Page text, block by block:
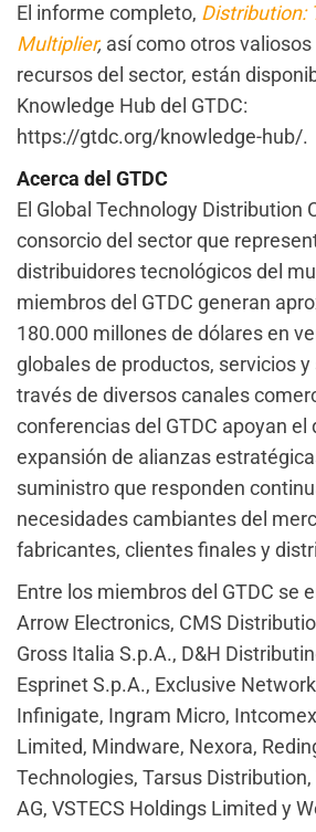
El informe completo, Distribution:
Multiplier, así como otros
recursos del sector, están
Knowledge Hub del GTDC:
https://gtdc.org/knowledge-hub/.
Acerca del GTDC
El Global Technology Distribution
consorcio del sector que
distribuidores tecnológicos del
miembros del GTDC generan
180.000 millones de dólares en
globales de productos, servicios
través de diversos canales
conferencias del GTDC apoyan el
expansión de alianzas
suministro que responden
necesidades cambiantes del
fabricantes, clientes finales y
Entre los miembros del GTDC se
Arrow Electronics, CMS
Gross Italia S.p.A., D&H
Esprinet S.p.A., Exclusive
Infinigate, Ingram Micro,
Limited, Mindware, Nexora,
Technologies, Tarsus Distribution,
AG, VSTECS Holdings Limited y